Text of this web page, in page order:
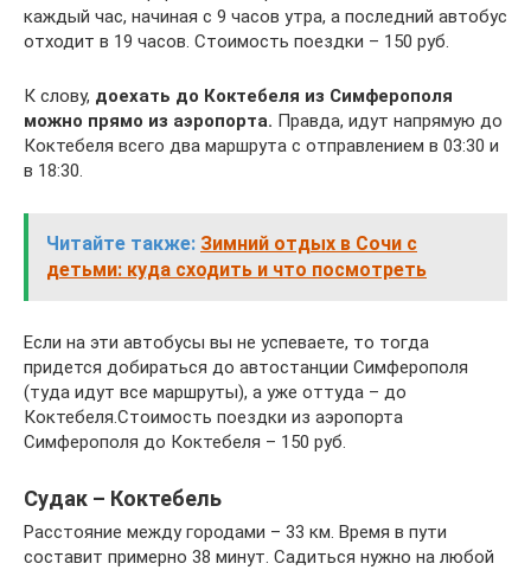
каждый час, начиная с 9 часов утра, а последний автобус
отходит в 19 часов. Стоимость поездки – 150 руб.
К слову, доехать до Коктебеля из Симферополя
можно прямо из аэропорта. Правда, идут напрямую до
Коктебеля всего два маршрута с отправлением в 03:30 и
в 18:30.
Читайте также: Зимний отдых в Сочи с
детьми: куда сходить и что посмотреть
Если на эти автобусы вы не успеваете, то тогда
придется добираться до автостанции Симферополя
(туда идут все маршруты), а уже оттуда – до
Коктебеля.Стоимость поездки из аэропорта
Симферополя до Коктебеля – 150 руб.
Судак – Коктебель
Расстояние между городами – 33 км. Время в пути
составит примерно 38 минут. Садиться нужно на любой